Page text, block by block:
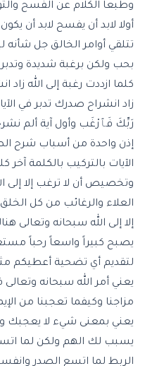
وطبعا الكلام عن الفسح
أولا لابد أن يفسح لابد أن
تتلقي أوامر الخالق جل
بحب ولكن برغبة شديدة
كلما ازددت رغبة إلى الله
زاد انشراح صدرك تدبر في
رَبِّكَ فَٱرْغَب وأول آية ألم
إذن واحدة من أسباب شرح
الآيات بالتركيب بالكلمة
وتخصيص أن لا ترغب إلا إلى
العلاء والرغائب من كل
إلا إلى الله سبحانه
يصبح كبيراً واسعاً رحباً
لتقديم أي تضحية أعطيكم
يعني أمر الله سبحانه
مزاجنا وكيفما تعجبنا من
يعني بمعنى شيء لا يعجبك
يسبب لك الهم ولكن لما
الربط لما اتسع الصدر